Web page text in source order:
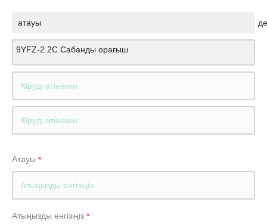
атауы
9YFZ-2.2C Сабанды орағыш
Атауы
Атыңызды енгізіңіз